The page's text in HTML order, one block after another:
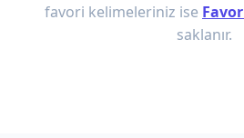
favori kelimeleriniz ise
saklanır.